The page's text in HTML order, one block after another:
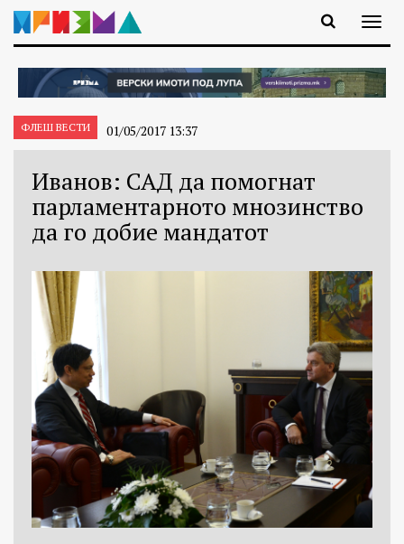
ФЛЕШ ВЕСТИ 01/05/2017 13:37
Иванов: САД да помогнат
парламентарното мнозинство
да го добие мандатот